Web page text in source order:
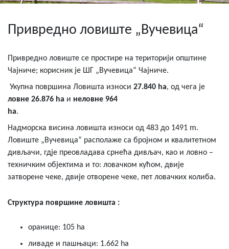
Привредно ловиште „Вучевица“
Привредно ловиште се простире на територији општине
Чајниче; корисник је ШГ „Вучевица“ Чајниче.
Укупна површина Ловишта износи 27.840 ha, од чега је
ловне 26.876 ha и неловне 964
ha
Надморска висина ловишта износи од 483 до 1491 m.
Ловиште „Вучевица“ располаже са бројном и квалитетном
дивљачи, гдје преовладава срнећа дивљач, као и ловно –
техничким објектима и то: ловачком кућом, двије
затворене чеке, двије отворене чеке, пет ловачких колиба.
Структура површине ловишта :
оранице: 105 ha
ливаде и пашњаци: 1.662 ha